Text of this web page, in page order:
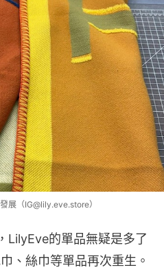
展（IG@lily.eve.store）
LilyEve的單品無疑是多了
、絲巾等單品再次重生。